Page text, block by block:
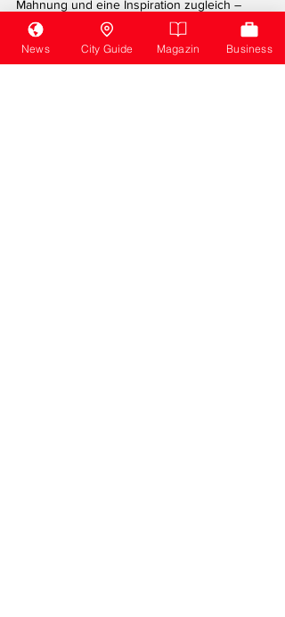
Mahnung und eine Inspiration zugleich –
eine Mahnung, den Klimawandel zu
bremsen, und eine Inspiration, mehr über die
News City Guide Magazin Business